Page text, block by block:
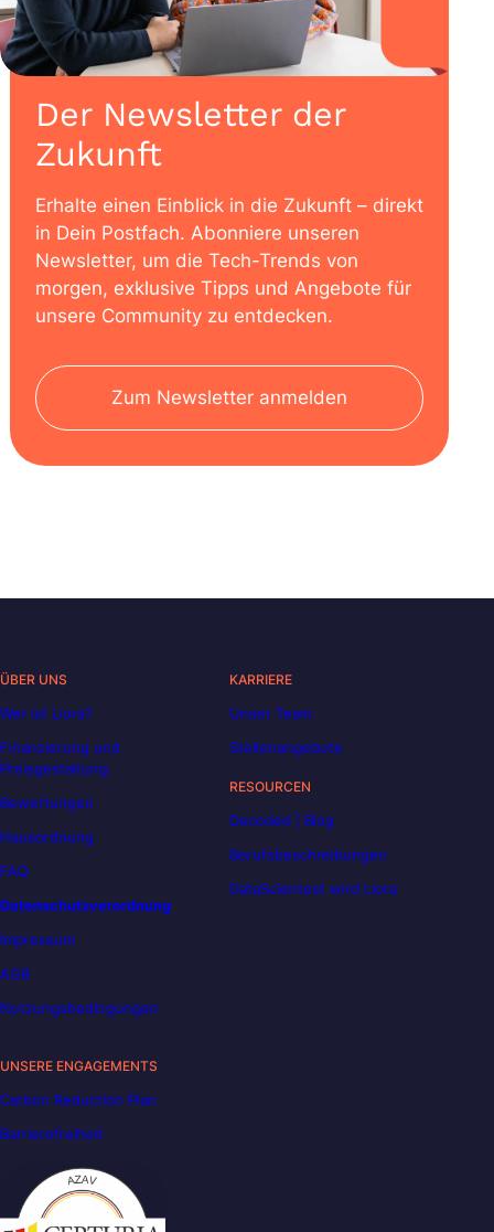
Der Newsletter der
Zukunft
Erhalte einen Einblick in die Zukunft – direkt
in Dein Postfach. Abonniere unseren
Newsletter, um die Tech-Trends von
morgen, exklusive Tipps und Angebote für
unsere Community zu entdecken.
Zum Newsletter anmelden
ÜBER UNS
Wer ist Liora?
Finanzierung und
Preisgestaltung
Bewertungen
Hausordnung
FAQ
Datenschutzverordnung
Impressum
AGB
Nutzungsbedingungen
KARRIERE
Unser Team
Stellenangebote
RESOURCEN
Decoded | Blog
Berufsbeschreibungen
DataScientest wird Liora
UNSERE ENGAGEMENTS
Carbon Reduction Plan
Barrierefreiheit